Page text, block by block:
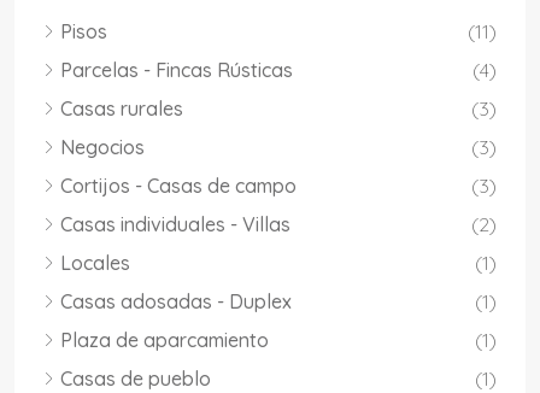
Pisos
(11)
Parcelas - Fincas Rústicas
(4)
Casas rurales
(3)
Negocios
(3)
Cortijos - Casas de campo
(3)
Casas individuales - Villas
(2)
Locales
(1)
Casas adosadas - Duplex
(1)
Plaza de aparcamiento
(1)
Casas de pueblo
(1)